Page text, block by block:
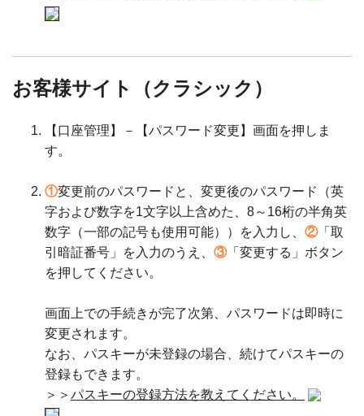
お客様サイト（クラシック）
【口座管理】－【パスワード変更】画面を押しま
す。
①変更前のパスワードと、変更後のパスワード（英
字および数字を1文字以上含めた、8～16桁の半角英
数字（一部の記号も使用可能））を入力し、 ②「取
引暗証番号」を入力のうえ、 ③「変更する」ボタン
を押してください。
画面上での手続きが完了次第、パスワードは即時に
変更されます。
なお、パスキーが未登録の場合、続けてパスキーの
登録もできます。
＞＞ パスキーの登録方法を教えてください。